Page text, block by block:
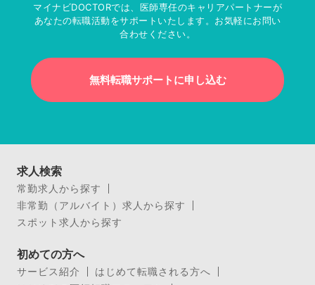
マイナビDOCTORでは、医師専任のキャリアパートナーが
あなたの転職活動をサポートいたします。お気軽にお問い
合わせください。
無料転職サポートに申し込む
求人検索
常勤求人から探す
非常勤（アルバイト）求人から探す
スポット求人から探す
初めての方へ
サービス紹介
はじめて転職される方へ